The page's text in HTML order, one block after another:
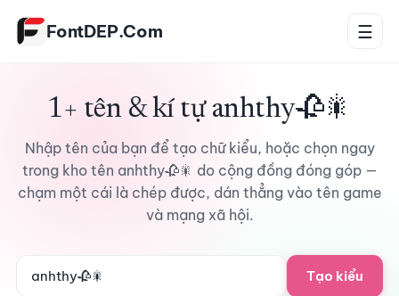
FontDEP.Com ☰
1+ tên & kí tự anhthy🥀🎇
Nhập tên của bạn để tạo chữ kiểu, hoặc chọn ngay
trong kho tên anhthy🥀🎇 do cộng đồng đóng góp —
chạm một cái là chép được, dán thẳng vào tên game
và mạng xã hội.
Tạo kiểu